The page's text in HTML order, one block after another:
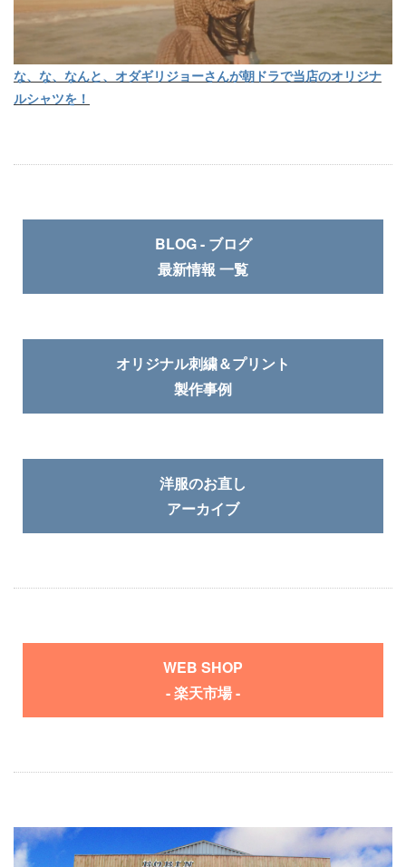
な、な、なんと、オダギリジョーさんが朝ドラで当店のオリジナ
ルシャツを！
BLOG - ブログ
最新情報 一覧
オリジナル刺繍＆プリント
製作事例
洋服のお直し
アーカイブ
WEB SHOP
- 楽天市場 -